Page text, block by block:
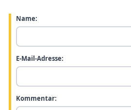
Name:
E-Mail-Adresse:
Kommentar: